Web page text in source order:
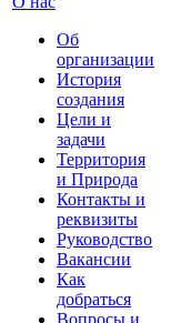
Об
организации
История
создания
Цели и
задачи
Территория
и Природа
Контакты и
реквизиты
Руководство
Вакансии
Как
добраться
Вопросы и